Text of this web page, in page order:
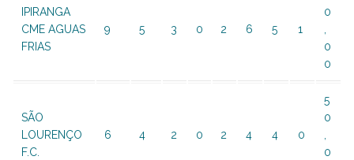
IPIRANGA
CME AGUAS
FRIAS
9 5 3 0 2 6 5 1
0
,
0
0
SÃO
LOURENÇO
F.C.
6 4 2 0 2 4 4 0
5
0
,
0